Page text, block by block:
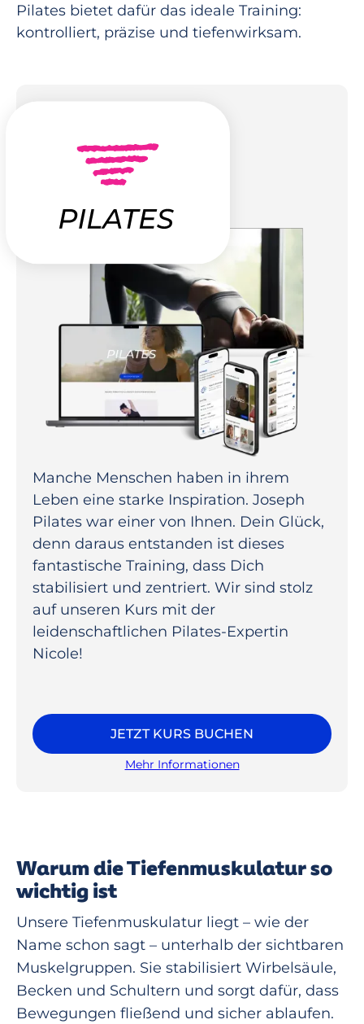
Pilates bietet dafür das ideale Training:
kontrolliert, präzise und tiefenwirksam.
Manche Menschen haben in ihrem
Leben eine starke Inspiration. Joseph
Pilates war einer von Ihnen. Dein Glück,
denn daraus entstanden ist dieses
fantastische Training, dass Dich
stabilisiert und zentriert. Wir sind stolz
auf unseren Kurs mit der
leidenschaftlichen Pilates-Expertin
Nicole!
JETZT KURS BUCHEN
Mehr Informationen
Warum die Tiefenmuskulatur so
wichtig ist
Unsere Tiefenmuskulatur liegt – wie der
Name schon sagt – unterhalb der sichtbaren
Muskelgruppen. Sie stabilisiert Wirbelsäule,
Becken und Schultern und sorgt dafür, dass
Bewegungen fließend und sicher ablaufen.